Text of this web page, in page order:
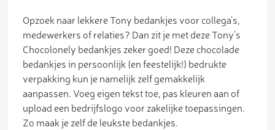
Opzoek naar lekkere Tony bedankjes voor collega’s,
medewerkers of relaties? Dan zit je met deze Tony’s
Chocolonely bedankjes zeker goed! Deze chocolade
bedankjes in persoonlijk (en feestelijk!) bedrukte
verpakking kun je namelijk zelf gemakkelijk
aanpassen. Voeg eigen tekst toe, pas kleuren aan of
upload een bedrijfslogo voor zakelijke toepassingen.
Zo maak je zelf de leukste bedankjes.